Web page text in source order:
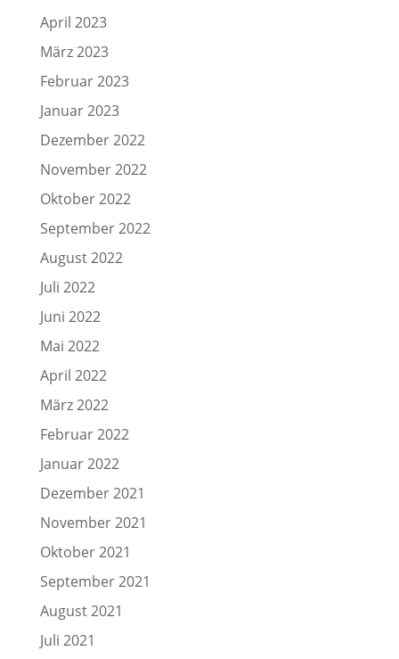
April 2023
März 2023
Februar 2023
Januar 2023
Dezember 2022
November 2022
Oktober 2022
September 2022
August 2022
Juli 2022
Juni 2022
Mai 2022
April 2022
März 2022
Februar 2022
Januar 2022
Dezember 2021
November 2021
Oktober 2021
September 2021
August 2021
Juli 2021